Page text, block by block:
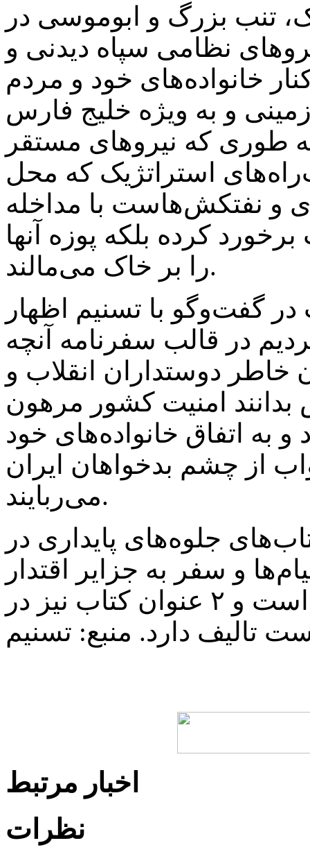
تنب بزرگ و ابوموسی در
نظامی سپاه دیدنی و
خانواده‌های خود و مردم
و به ویژه خلیج فارس
طوری که نیروهای مستقر
استراتژیک که محل
و نفتکش‌هاست با مداخله
کرده بلکه پوزه آنها
را بر خاک می‌مالند.
گفت‌وگو با تسنیم اظهار
در قالب سفرنامه آنچه
خاطر دوستداران انقلاب و
بدانند امنیت کشور مرهون
به اتفاق خانواده‌های خود
از چشم بدخواهان ایران
می‌ربایند.
جلوه‌های پایداری در
و سفر به جزایر اقتدار
به قلم غفار سودی منتشر شده است و ۲ عنوان کتاب نیز در
تالیف دارد. منبع: تسنیم
اخبار مرتبط
نظرات